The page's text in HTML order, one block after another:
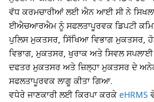
ਵੱਧ ਕਰਮਚਾਰੀਆਂ ਲਈ ਐਨ ਆਈ ਸੀ ਨੇ
ਈਐਚਆਰਐਮ ਨੂੰ ਸਫਲਤਾਪੂਰਵਕ ਡਿਪਟੀ
ਪੁਲਿਸ ਮੁਕਤਸਰ, ਸਿੱਖਿਆ ਵਿਭਾਗ ਮੁਕਤਸਰ,
ਵਿਭਾਗ, ਮੁਕਤਸਰ, ਖੁਰਾਕ ਅਤੇ ਸਿਵਲ
ਦਫਤਰ ਮੁਕਤਸਰ ਅਤੇ ਜ਼ਿਲ੍ਹਾ ਮੁਕਤਸਰ ਦੇ
ਸਫਲਤਾਪੂਰਵਕ ਲਾਗੂ ਕੀਤਾ ਗਿਆ.
ਵਧੇਰੇ ਜਾਣਕਾਰੀ ਲਈ ਕਿਰਪਾ ਕਰਕੇeHRMS